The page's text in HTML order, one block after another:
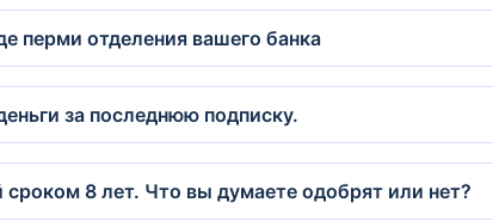
перми отделения вашего банка
за последнюю подписку.
8 лет. Что вы думаете одобрят или нет?